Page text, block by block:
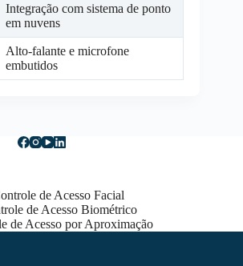
Integração com sistema de ponto
em nuvens
Alto-falante e microfone
embutidos
de Acesso Facial
de Acesso Biométrico
de Acesso por Aproximação